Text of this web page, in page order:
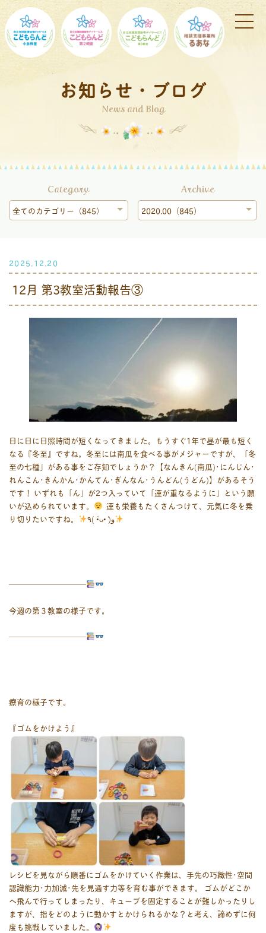
お知らせ・ブログ
News and Blog
Category
全てのカテゴリー（845）
Archive
2020.00（845）
2025.12.20
12月 第3教室活動報告③
日に日に日照時間が短くなってきました。もうすぐ1年で昼が最も短く
なる『冬至』ですね。冬至には南瓜を食べる事がメジャーですが、「冬
至の七種」がある事をご存知でしょうか？【なんきん(南瓜)･にんじん･
れんこん･きんかん･かんてん･ぎんなん･うんどん(うどん)】があるそう
です！ いずれも「ん」が2つ入っていて「運が重なるように」という願
いが込められています。
運も栄養もたくさんつけて、元気に冬を乗
り切りたいですね。
٩( •̀ᴗ•́ )و
――――――――――
今週の第３教室の様子です。
――――――――――
療育の様子です。
『ゴムをかけよう』
レシピを見ながら順番にゴムをかけていく作業は、手先の巧緻性･空間
認識能力･力加減･先を見通す力等を育む事ができます。 ゴムがどこか
へ飛んで行ってしまったり、キューブを固定することが難しかったりし
ますが、指をどのように動かすとかけられるかな？と考え、諦めずに何
度も挑戦していました。